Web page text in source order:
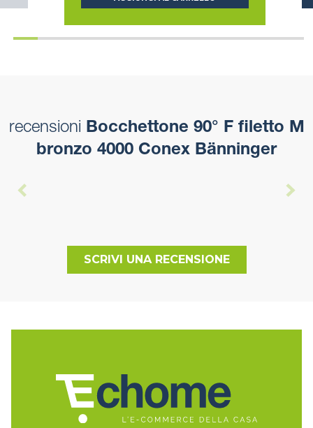
recensioni Bocchettone 90° F filetto M
bronzo 4000 Conex Bänninger
SCRIVI UNA RECENSIONE